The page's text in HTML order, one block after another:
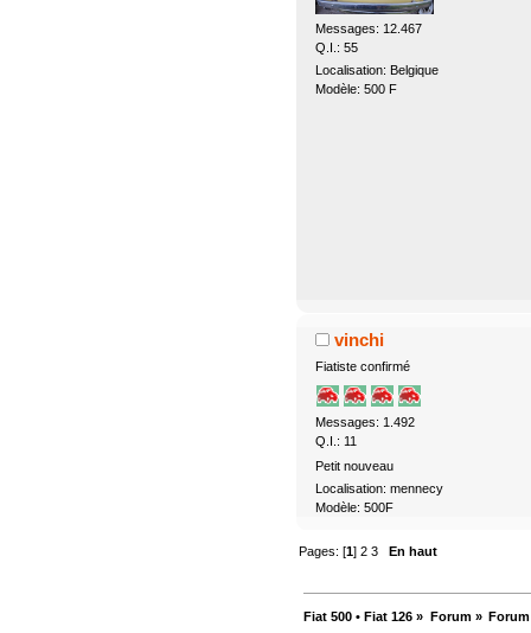
Messages: 12.467
Q.I.: 55
Localisation: Belgique
Modèle: 500 F
vinchi
Fiatiste confirmé
Messages: 1.492
Q.I.: 11
Petit nouveau
Localisation: mennecy
Modèle: 500F
Pages: [1]2 3 En haut
Fiat 500 • Fiat 126 » Forum»